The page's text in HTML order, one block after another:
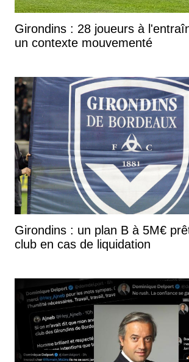
Girondins : 28 joueurs à
un contexte mouvementé
Girondins : un plan B à 5M€
club en cas de liquidation